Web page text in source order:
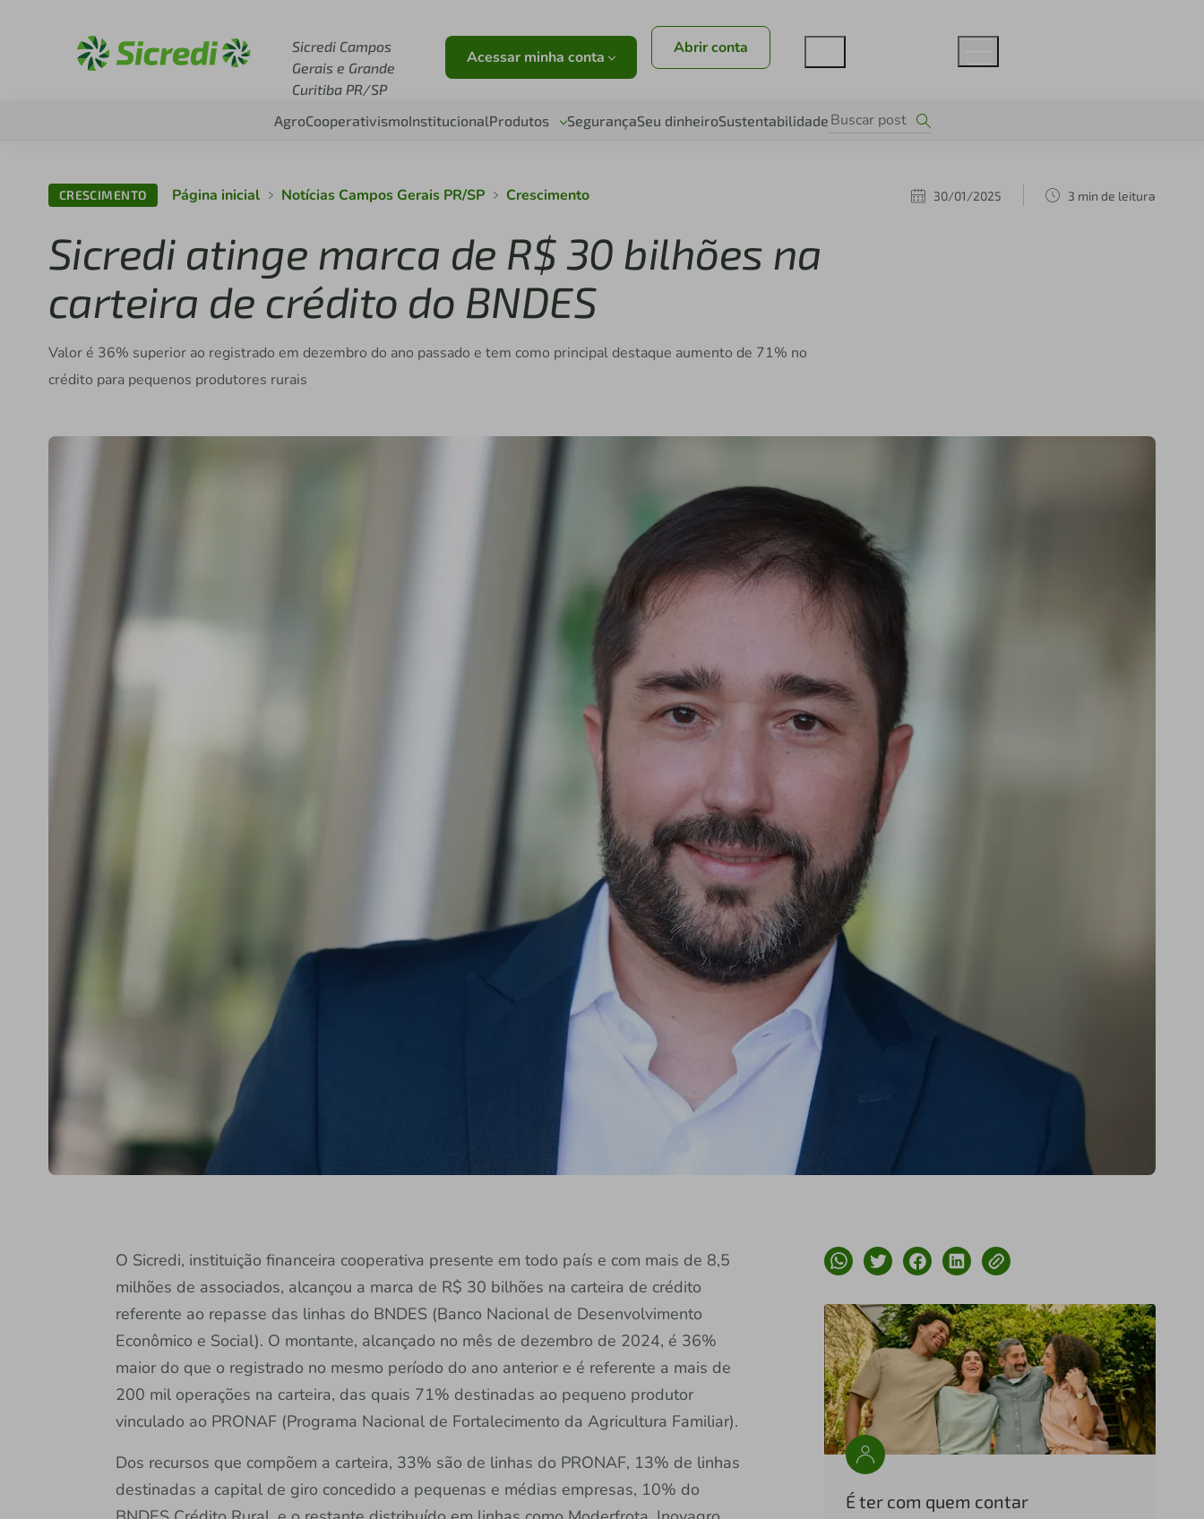
Sicredi Campos
Gerais e Grande
Curitiba PR/SP
Acessar minha conta Abrir conta
AgroCooperativismoInstitucionalProdutos SegurançaSeu dinheiroSustentabilidade
CRESCIMENTO Página inicial Notícias Campos Gerais PR/SP Crescimento 30/01/2025 3 min de leitura
Sicredi atinge marca de R$ 30 bilhões na
carteira de crédito do BNDES
Valor é 36% superior ao registrado em dezembro do ano passado e tem como principal destaque aumento de 71% no
crédito para pequenos produtores rurais
O Sicredi, instituição financeira cooperativa presente em todo país e com mais de 8,5
milhões de associados, alcançou a marca de R$ 30 bilhões na carteira de crédito
referente ao repasse das linhas do BNDES (Banco Nacional de Desenvolvimento
Econômico e Social). O montante, alcançado no mês de dezembro de 2024, é 36%
maior do que o registrado no mesmo período do ano anterior e é referente a mais de
200 mil operações na carteira, das quais 71% destinadas ao pequeno produtor
vinculado ao PRONAF (Programa Nacional de Fortalecimento da Agricultura Familiar).
Dos recursos que compõem a carteira, 33% são de linhas do PRONAF, 13% de linhas
destinadas a capital de giro concedido a pequenas e médias empresas, 10% do
É ter com quem contar